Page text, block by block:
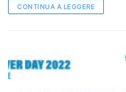
CONTINUA A LEGGERE